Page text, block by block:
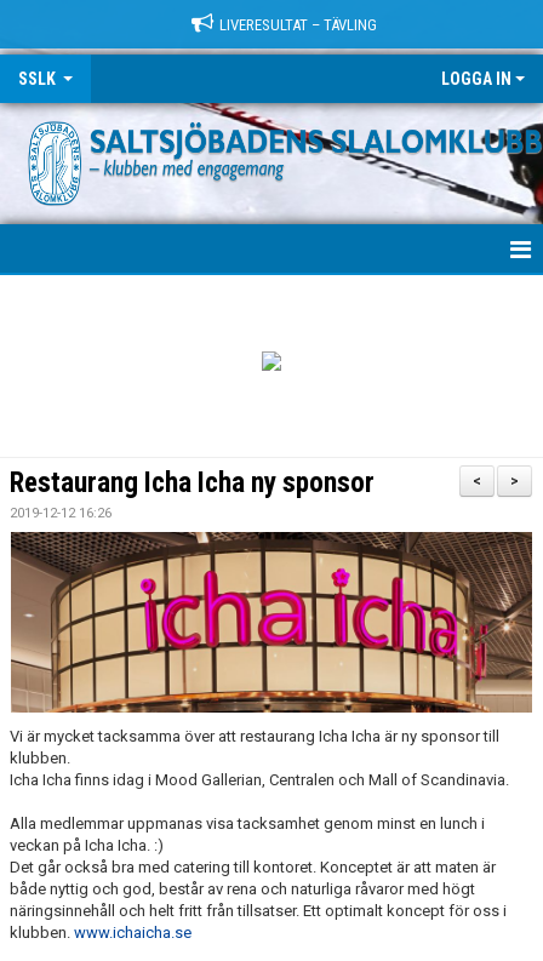
LIVERESULTAT – TÄVLING
SSLK LOGGA IN
TÄVLING
KALENDER
SALTISBACKEN
DOKUMENT
KONTAKT
PARTNERSKAP
>
<
Restaurang Icha Icha ny sponsor
2019-12-12 16:26
Vi är mycket tacksamma över att restaurang Icha Icha är ny sponsor till
klubben.
Icha Icha finns idag i Mood Gallerian, Centralen och Mall of Scandinavia.
Alla medlemmar uppmanas visa tacksamhet genom minst en lunch i
veckan på Icha Icha. :)
Det går också bra med catering till kontoret. Konceptet är att maten är
både nyttig och god, består av rena och naturliga råvaror med högt
näringsinnehåll och helt fritt från tillsatser. Ett optimalt koncept för oss i
klubben. www.ichaicha.se